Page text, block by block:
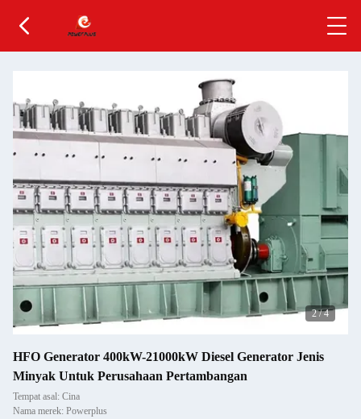
2/4
HFO Generator 400kW-21000kW Diesel Generator Jenis
Minyak Untuk Perusahaan Pertambangan
Tempat asal: Cina
Nama merek: Powerplus